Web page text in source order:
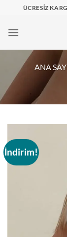
ÜCRESIZ
ANA
İndirim!